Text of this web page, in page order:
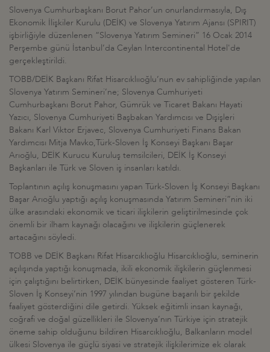
Slovenya Cumhurbaşkanı Borut Pahor’un onurlandırmasıyla, Dış
Ekonomik İlişkiler Kurulu (DEİK) ve Slovenya Yatırım Ajansı (SPIRIT)
işbirliğiyle düzenlenen “Slovenya Yatırım Semineri” 16 Ocak 2014
Perşembe günü İstanbul’da Ceylan Intercontinental Hotel'de
gerçekleştirildi.
TOBB/DEİK Başkanı Rifat Hisarcıklııoğlu’nun ev sahipliğinde yapılan
Slovenya Yatırım Semineri’ne; Slovenya Cumhuriyeti
Cumhurbaşkanı Borut Pahor, Gümrük ve Ticaret Bakanı Hayati
Yazıcı, Slovenya Cumhuriyeti Başbakan Yardımcısı ve Dışişleri
Bakanı Karl Viktor Erjavec, Slovenya Cumhuriyeti Finans Bakan
Yardımcısı Mitja Mavko,Türk-Sloven İş Konseyi Başkanı Başar
Arıoğlu, DEİK Kurucu Kuruluş temsilcileri, DEİK İş Konseyi
Başkanları ile Türk ve Sloven iş insanları katıldı.
Toplantının açılış konuşmasını yapan Türk-Sloven İş Konseyi Başkanı
Başar Arıoğlu yaptığı açılış konuşmasında Yatırım Semineri”nin iki
ülke arasındaki ekonomik ve ticari ilişkilerin geliştirilmesinde çok
önemli bir ilham kaynağı olacağını ve ilişkilerin güçlenerek
artacağını söyledi.
TOBB ve DEİK Başkanı Rifat Hisarcıklıoğlu Hisarcıklıoğlu, seminerin
açılışında yaptığı konuşmada, ikili ekonomik ilişkilerin güçlenmesi
için çalıştığını belirtirken, DEİK bünyesinde faaliyet gösteren Türk-
Sloven İş Konseyi’nin 1997 yılından bugüne başarılı bir şekilde
faaliyet gösterdiğini dile getirdi. Yüksek eğitimli insan kaynağı,
coğrafi ve doğal güzellikleri ile Slovenya’nın Türkiye için stratejik
öneme sahip olduğunu bildiren Hisarcıklıoğlu, Balkanların model
ülkesi Slovenya ile güçlü siyasi ve stratejik ilişkilerimize ek olarak